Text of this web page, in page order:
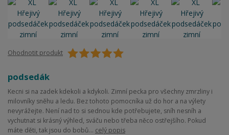
Ohodnotit produkt
podsedák
Kecni si na zadek kdekoli a kdykoli. Zimní pecka pro všechny zmrzliny i
milovníky sněhu a ledu. Bez tohoto pomocníka už do hor a na výlety
nevyrážejte. Není nad to si sednou kde potřebujete, sníh nesníh a
vychutnat si krásný výhled, sváču nebo třeba něco ostřejšího. Pokud
máte děti, tak jsou do bobů... celý popis